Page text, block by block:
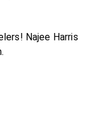
Najee Harris